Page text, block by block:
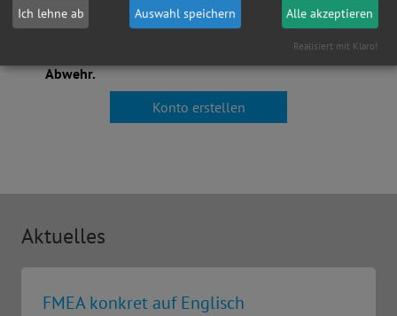
wird. Dies
dient der
Abwehr.
Wenn Sie das Wort nicht lesen
Aktuelles
FMEA konkret auf Englisch
Ich lehne ab Auswahl speichern Alle akzeptieren
Realisiert mit Klaro!